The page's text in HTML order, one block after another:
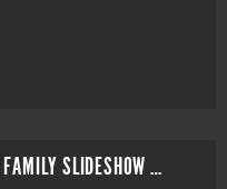
THE TRACHTENBURG FAMILY SLIDESHOW PLAYERS: OFF & ON BROADWAY